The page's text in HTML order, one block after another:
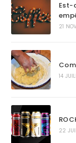
Est-
21
14
22